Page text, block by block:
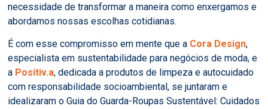
necessidade de transformar a maneira como enxergamos e
abordamos nossas escolhas cotidianas.
É com esse compromisso em mente que a Cora Design,
especialista em sustentabilidade para negócios de moda, e
a Positiv.a, dedicada a produtos de limpeza e autocuidado
com responsabilidade socioambiental, se juntaram e
idealizaram oGuia do Guarda-Roupas Sustentável: Cuidados